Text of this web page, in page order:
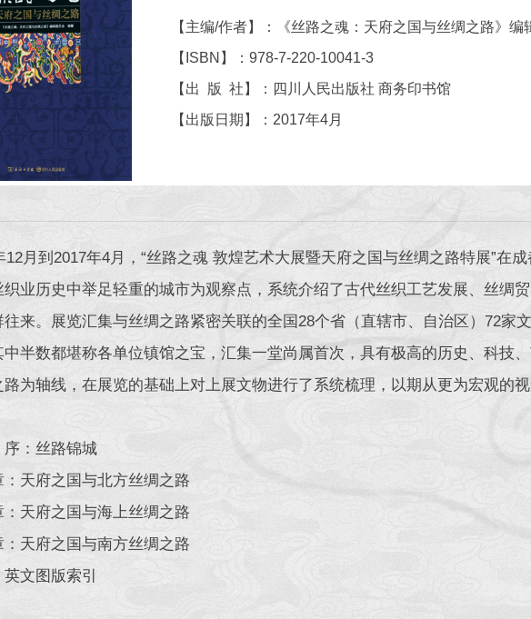
【主编/作者】：《丝路之魂：天府之国与丝绸之路》编
【ISBN】：978-7-220-10041-3
【出 版 社】：四川人民出版社 商务印书馆
【出版日期】：2017年4月
12月到2017年4月，“丝路之魂 敦煌艺术大展暨天府之国与丝绸之路特展”在
织业历史中举足轻重的城市为观察点，系统介绍了古代丝织工艺发展、丝绸
来。展览汇集与丝绸之路紧密关联的全国28个省（直辖市、自治区）72家
中半数都堪称各单位镇馆之宝，汇集一堂尚属首次，具有极高的历史、科技
为轴线，在展览的基础上对上展文物进行了系统梳理，以期从更为宏观的
序：丝路锦城
：天府之国与北方丝绸之路
：天府之国与海上丝绸之路
：天府之国与南方丝绸之路
文图版索引